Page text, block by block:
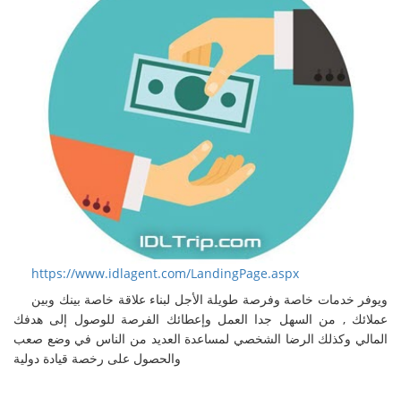
https://www.idlagent.com/LandingPage.aspx
ويوفر خدمات خاصة وفرصة طويلة الأجل لبناء علاقة خاصة بينك وبين
عملائك , من السهل جدا العمل وإعطائك الفرصة للوصول إلى هدفك
المالي وكذلك الرضا الشخصي لمساعدة العديد من الناس في وضع صعب
والحصول على رخصة قيادة دولية